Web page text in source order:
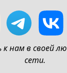
к нам в своей
сети.